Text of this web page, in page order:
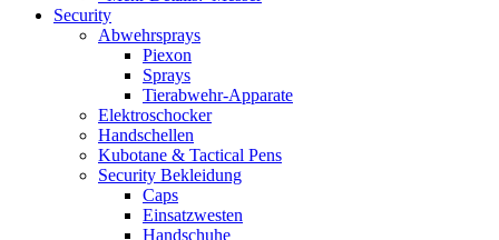
Security
Abwehrsprays
Piexon
Sprays
Tierabwehr-Apparate
Elektroschocker
Handschellen
Kubotane & Tactical Pens
Security Bekleidung
Caps
Einsatzwesten
Handschuhe